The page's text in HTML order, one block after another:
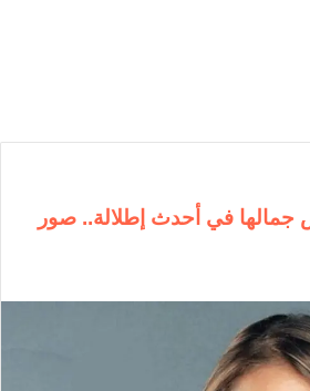
جمالها في أحدث إطلالة.. صور